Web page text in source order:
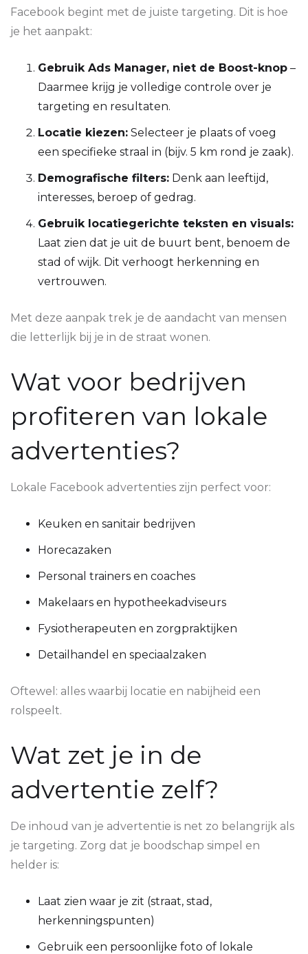
Facebook begint met de juiste targeting. Dit is hoe
je het aanpakt:
Gebruik Ads Manager, niet de Boost-knop –
Daarmee krijg je volledige controle over je
targeting en resultaten.
Locatie kiezen: Selecteer je plaats of voeg
een specifieke straal in (bijv. 5 km rond je zaak).
Demografische filters: Denk aan leeftijd,
interesses, beroep of gedrag.
Gebruik locatiegerichte teksten en visuals:
Laat zien dat je uit de buurt bent, benoem de
stad of wijk. Dit verhoogt herkenning en
vertrouwen.
Met deze aanpak trek je de aandacht van mensen
die letterlijk bij je in de straat wonen.
Wat voor bedrijven
profiteren van lokale
advertenties?
Lokale Facebook advertenties zijn perfect voor:
Keuken en sanitair bedrijven
Horecazaken
Personal trainers en coaches
Makelaars en hypotheekadviseurs
Fysiotherapeuten en zorgpraktijken
Detailhandel en speciaalzaken
Oftewel: alles waarbij locatie en nabijheid een
rolspeelt.
Wat zet je in de
advertentie zelf?
De inhoud van je advertentie is net zo belangrijk als
je targeting. Zorg dat je boodschap simpel en
helder is:
Laat zien waar je zit (straat, stad,
herkenningspunten)
Gebruik een persoonlijke foto of lokale